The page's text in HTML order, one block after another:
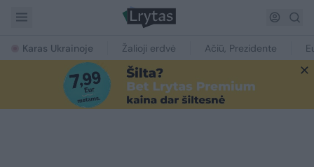
Karas Ukrainoje Žalioji erdvė Ačiū, Prezidente